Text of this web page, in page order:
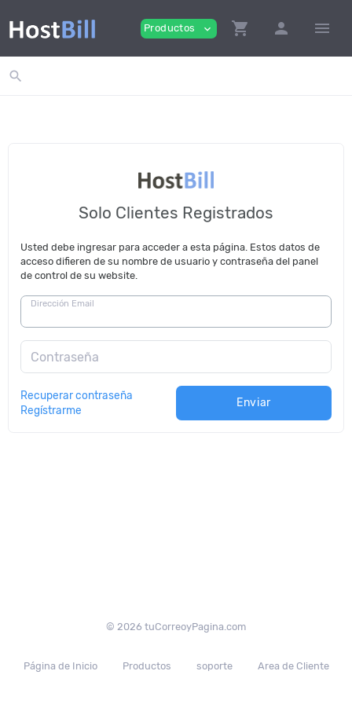
Productos expand_more shopping_cart person menu
search
Solo Clientes Registrados
Usted debe ingresar para acceder a esta página. Estos datos de
acceso difieren de su nombre de usuario y contraseña del panel
de control de su website.
Dirección Email
Contraseña
Recuperar contraseña
Regístrarme
Enviar
© 2026 tuCorreoyPagina.com
Página de Inicio Productos soporte Area de Cliente